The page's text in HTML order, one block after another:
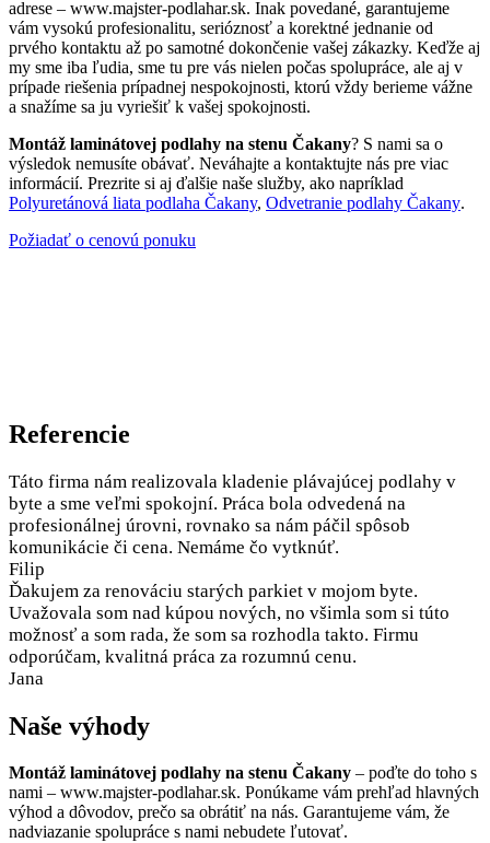
adrese – www.majster-podlahar.sk. Inak povedané, garantujeme
vám vysokú profesionalitu, serióznosť a korektné jednanie od
prvého kontaktu až po samotné dokončenie vašej zákazky. Keďže aj
my sme iba ľudia, sme tu pre vás nielen počas spolupráce, ale aj v
prípade riešenia prípadnej nespokojnosti, ktorú vždy berieme vážne
a snažíme sa ju vyriešiť k vašej spokojnosti.
Montáž laminátovej podlahy na stenu Čakany? S nami sa o
výsledok nemusíte obávať. Neváhajte a kontaktujte nás pre viac
informácií. Prezrite si aj ďalšie naše služby, ako napríklad
Polyuretánová liata podlaha Čakany, Odvetranie podlahy Čakany.
Požiadať o cenovú ponuku
Referencie
Táto firma nám realizovala kladenie plávajúcej podlahy v
byte a sme veľmi spokojní. Práca bola odvedená na
profesionálnej úrovni, rovnako sa nám páčil spôsob
komunikácie či cena. Nemáme čo vytknúť.
Filip
Ďakujem za renováciu starých parkiet v mojom byte.
Uvažovala som nad kúpou nových, no všimla som si túto
možnosť a som rada, že som sa rozhodla takto. Firmu
odporúčam, kvalitná práca za rozumnú cenu.
Jana
Naše výhody
Montáž laminátovej podlahy na stenu Čakany – poďte do toho s
nami – www.majster-podlahar.sk. Ponúkame vám prehľad hlavných
výhod a dôvodov, prečo sa obrátiť na nás. Garantujeme vám, že
nadviazanie spolupráce s nami nebudete ľutovať.